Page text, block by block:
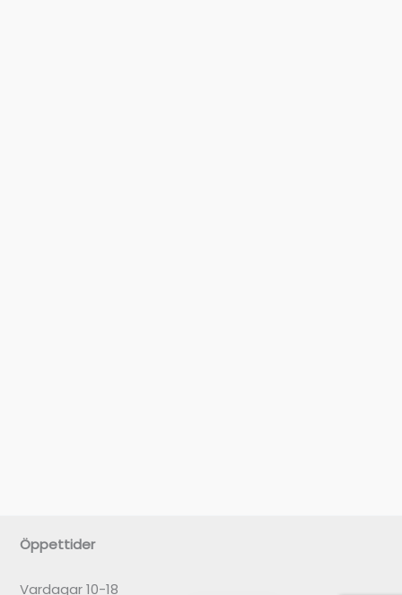
Öppettider
Vardagar 10-18